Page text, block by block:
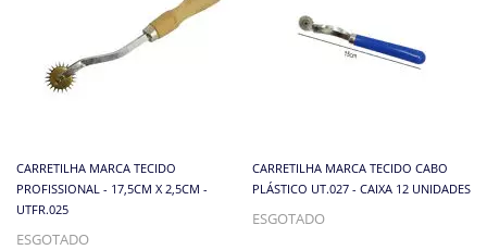
CARRETILHA MARCA TECIDO
PROFISSIONAL - 17,5CM X 2,5CM -
UTFR.025
ESGOTADO
CARRETILHA MARCA TECIDO CABO
PLÁSTICO UT.027 - CAIXA 12 UNIDADES
ESGOTADO